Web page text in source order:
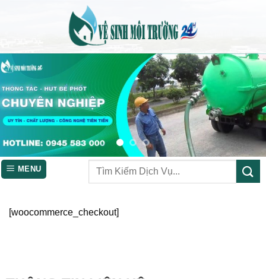
MENU
[woocommerce_checkout]